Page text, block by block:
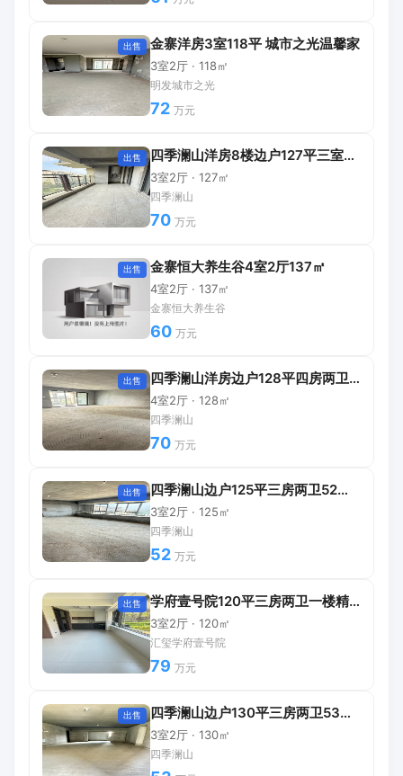
出售 金寨洋房3室118平 城市之光温馨家
3室2厅 · 118㎡
明发城市之光
72 万元
出售 四季澜山洋房8楼边户127平三室两卫70万
3室2厅 · 127㎡
四季澜山
70 万元
出售 金寨恒大养生谷4室2厅137㎡
4室2厅 · 137㎡
金寨恒大养生谷
60 万元
出售 四季澜山洋房边户128平四房两卫70万
4室2厅 · 128㎡
四季澜山
70 万元
出售 四季澜山边户125平三房两卫52万包过户
3室2厅 · 125㎡
四季澜山
52 万元
出售 学府壹号院120平三房两卫一楼精装带院子
3室2厅 · 120㎡
汇玺学府壹号院
79 万元
出售 四季澜山边户130平三房两卫53万可直接更名
3室2厅 · 130㎡
四季澜山